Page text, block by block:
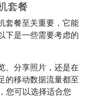
套餐
套餐至关重要，它能
下是一些需要考虑的
、分享照片，还是在
的移动数据流量都至
，您可以选择适合您